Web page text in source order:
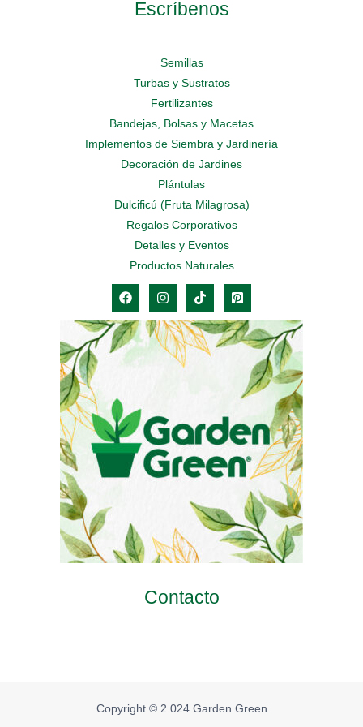
Escríbenos
Semillas
Turbas y Sustratos
Fertilizantes
Bandejas, Bolsas y Macetas
Implementos de Siembra y Jardinería
Decoración de Jardines
Plántulas
Dulcificú (Fruta Milagrosa)
Regalos Corporativos
Detalles y Eventos
Productos Naturales
Contacto
Copyright © 2.024 Garden Green